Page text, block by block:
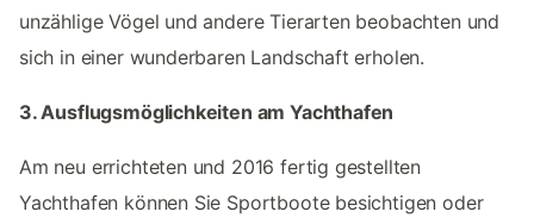
unzählige Vögel und andere Tierarten beobachten und
sich in einer wunderbaren Landschaft erholen.
3. Ausflugsmöglichkeiten am Yachthafen
Am neu errichteten und 2016 fertig gestellten
Yachthafen können Sie Sportboote besichtigen oder